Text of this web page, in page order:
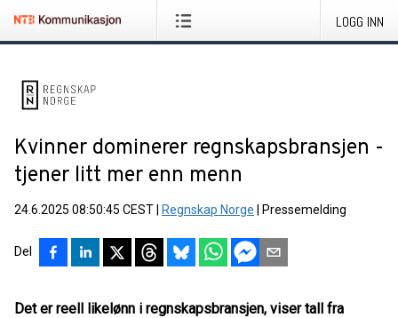
LOGG INN
Kvinner dominerer regnskapsbransjen -
tjener litt mer enn menn
24.6.2025 08:50:45 CEST Regnskap Norge Pressemelding
Del
Det er reell likelønn i regnskapsbransjen, viser tall fra